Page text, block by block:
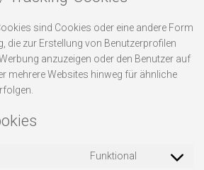
sind Cookies oder eine andere Form
die zur Erstellung von Benutzerprofilen
anzuzeigen oder den Benutzer auf
mehrere Websites hinweg für ähnliche
Funktional
Consent